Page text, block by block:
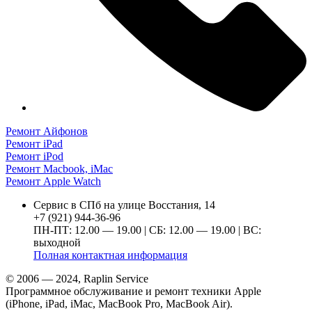
Ремонт Айфонов
Ремонт iPad
Ремонт iPod
Ремонт Macbook, iMac
Ремонт Apple Watch
Сервис в СПб на улице Восстания, 14
+7 (921) 944-36-96
ПН-ПТ: 12.00 — 19.00 | СБ: 12.00 — 19.00 | ВС:
выходной
Полная контактная информация
© 2006 — 2024, Raplin Service
Программное обслуживание и ремонт техники Apple
(iPhone, iPad, iMac, MacBook Pro, MacBook Air).